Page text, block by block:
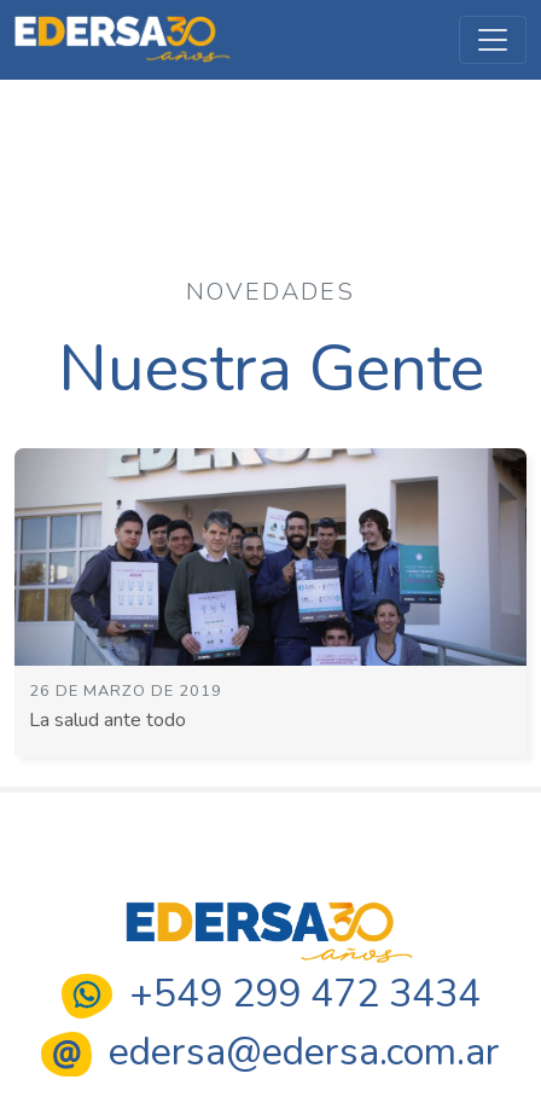
NOVEDADES
Nuestra Gente
26 DE MARZO DE 2019
La salud ante todo
+549 299 472 3434
edersa@edersa.com.ar